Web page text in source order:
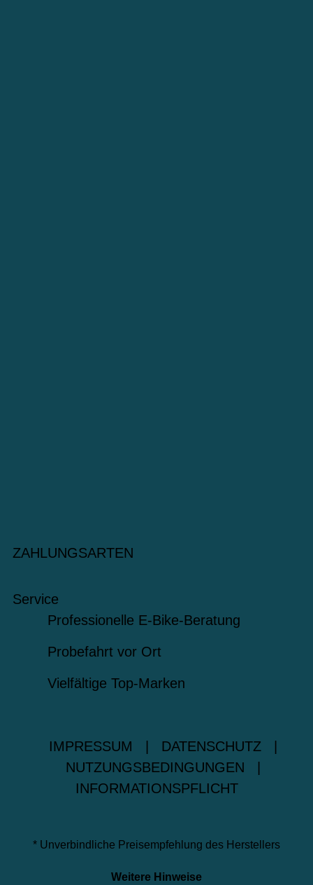
ZAHLUNGSARTEN
Service
Professionelle E-Bike-Beratung
Probefahrt vor Ort
Vielfältige Top-Marken
IMPRESSUM DATENSCHUTZ
NUTZUNGSBEDINGUNGEN
INFORMATIONSPFLICHT
* Unverbindliche Preisempfehlung des Herstellers
Weitere Hinweise